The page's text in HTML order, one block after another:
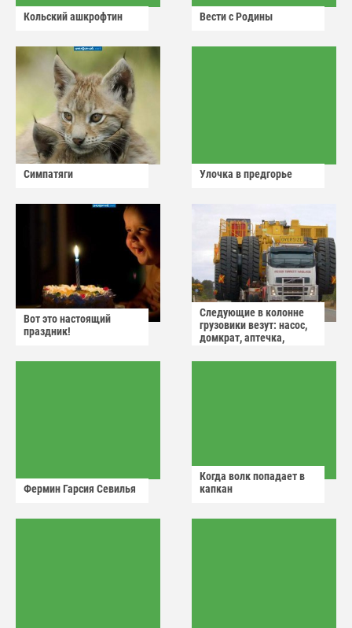
Кольский ашкрофтин Вести с Родины
Симпатяги Улочка в предгорье
Вот это настоящий
праздник!
Следующие в колонне
грузовики везут: насос,
домкрат, аптечка,
Фермин Гарсия Севилья
Когда волк попадает в
капкан